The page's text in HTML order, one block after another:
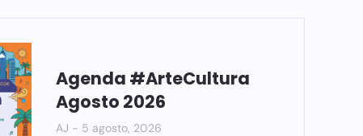
Agenda #ArteCultura
Agosto 2026
AJ 5 agosto, 2026